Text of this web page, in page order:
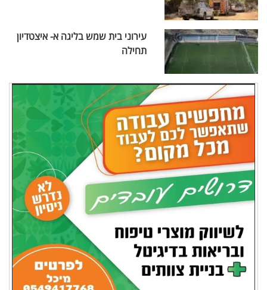
עירוני בית שמש בליגה א- איצטדיון
תחילה